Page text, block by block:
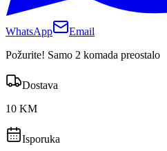
WhatsApp
Email
Požurite! Samo 2 komada preostalo
Dostava
10 KM
Isporuka